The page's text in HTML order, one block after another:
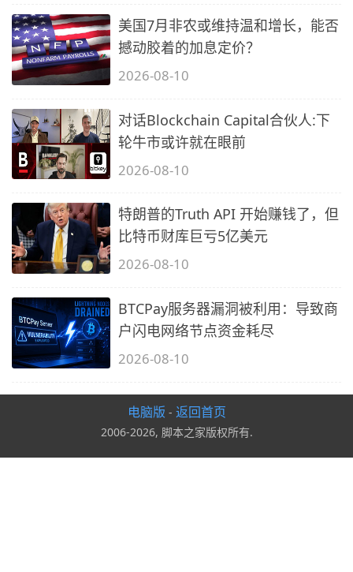
美国7月非农或维持温和增长，能否
撼动胶着的加息定价？
2026-08-10
对话Blockchain Capital合伙人:下
轮牛市或许就在眼前
2026-08-10
特朗普的Truth API 开始赚钱了，但
比特币财库巨亏5亿美元
2026-08-10
BTCPay服务器漏洞被利用：导致商
户闪电网络节点资金耗尽
2026-08-10
电脑版 - 返回首页
2006-2026, 脚本之家版权所有.